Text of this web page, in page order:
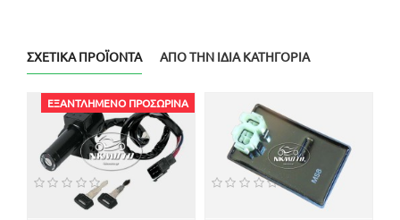
ΣΧΕΤΙΚΆ ΠΡΟΪΌΝΤΑ ΑΠΌ ΤΗΝ ΊΔΙΑ ΚΑΤΗΓΟΡΊΑ
ΕΞΑΝΤΛΗΜΈΝΟ ΠΡΟΣΩΡΙΝΆ